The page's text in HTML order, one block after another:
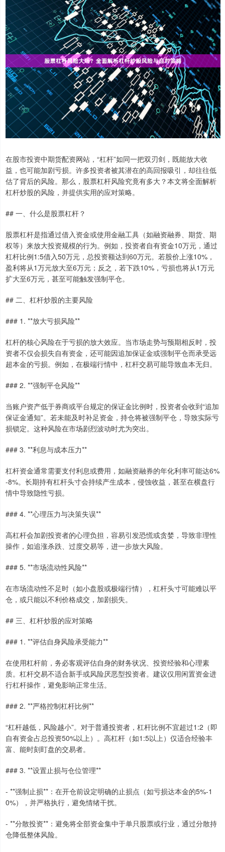
在股市投资中期货配资网站，“杠杆”如同一把双刃剑，既能放大收
益，也可能加剧亏损。许多投资者被其潜在的高回报吸引，却往往低
估了背后的风险。那么，股票杠杆风险究竟有多大？本文将全面解析
杠杆炒股的风险，并提供实用的应对策略。
## 一、什么是股票杠杆？
股票杠杆是指通过借入资金或使用金融工具（如融资融券、期货、期
权等）来放大投资规模的行为。例如，投资者自有资金10万元，通过
杠杆比例1:5借入50万元，总投资额达到60万元。若股价上涨10%，
盈利将从1万元放大至6万元；反之，若下跌10%，亏损也将从1万元
扩大至6万元，甚至可能触发强制平仓。
## 二、杠杆炒股的主要风险
### 1. **放大亏损风险**
杠杆的核心风险在于亏损的放大效应。当市场走势与预期相反时，投
资者不仅会损失自有资金，还可能因追加保证金或强制平仓而承受远
超本金的亏损。例如，在极端行情中，杠杆交易可能导致血本无归。
### 2. **强制平仓风险**
当账户资产低于券商或平台规定的保证金比例时，投资者会收到“追加
保证金通知”。若未能及时补足资金，持仓将被强制平仓，导致实际亏
损锁定。这种风险在市场剧烈波动时尤为突出。
### 3. **利息与成本压力**
杠杆资金通常需要支付利息或费用，如融资融券的年化利率可能达6%
-8%。长期持有杠杆头寸会持续产生成本，侵蚀收益，甚至在横盘行
情中导致隐性亏损。
### 4. **心理压力与决策失误**
高杠杆会加剧投资者的心理负担，容易引发恐慌或贪婪，导致非理性
操作，如追涨杀跌、过度交易等，进一步放大风险。
### 5. **市场流动性风险**
在市场流动性不足时（如小盘股或极端行情），杠杆头寸可能难以平
仓，或只能以不利价格成交，加剧损失。
## 三、杠杆炒股的应对策略
### 1. **评估自身风险承受能力**
在使用杠杆前，务必客观评估自身的财务状况、投资经验和心理素
质。杠杆交易不适合新手或风险厌恶型投资者。建议仅用闲置资金进
行杠杆操作，避免影响正常生活。
### 2. **严格控制杠杆比例**
“杠杆越低，风险越小”。对于普通投资者，杠杆比例不宜超过1:2（即
自有资金占总投资50%以上）。高杠杆（如1:5以上）仅适合经验丰
富、能时刻盯盘的交易者。
### 3. **设置止损与仓位管理**
- **强制止损**：在开仓前设定明确的止损点（如亏损达本金的5%-1
0%），并严格执行，避免情绪干扰。
- **分散投资**：避免将全部资金集中于单只股票或行业，通过分散持
仓降低整体风险。